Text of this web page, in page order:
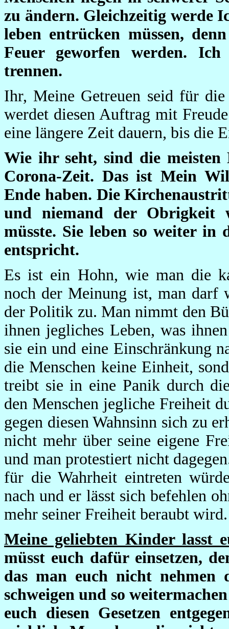
zu ändern. Gleichzeitig werde
leben entrücken müssen,
Feuer geworfen werden.
trennen.
Ihr, Meine Getreuen seid für
werdet diesen Auftrag mit
eine längere Zeit dauern, bis die
Wie ihr seht, sind die meisten
Corona-Zeit. Das ist Mein
Ende haben. Die
und niemand der Obrigkeit
müsste. Sie leben so weiter in
entspricht.
Es ist ein Hohn, wie man die
noch der Meinung ist, man darf
der Politik zu. Man nimmt den
ihnen jegliches Leben, was
sie ein und eine Einschränkung
die Menschen keine Einheit,
treibt sie in eine Panik durch
den Menschen jegliche Freiheit
gegen diesen Wahnsinn sich zu
nicht mehr über seine eigene
und man protestiert nicht
für die Wahrheit eintreten
nach und er lässt sich befehlen
mehr seiner Freiheit beraubt
Meine geliebten Kinder lasst
müsst euch dafür einsetzen,
das man euch nicht
schweigen und so
euch diesen Gesetzen